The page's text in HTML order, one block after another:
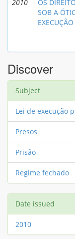
2010
OS
SOB A
Discover
Subject
Lei de execução
Presos
Prisão
Regime fechado
Date issued
2010